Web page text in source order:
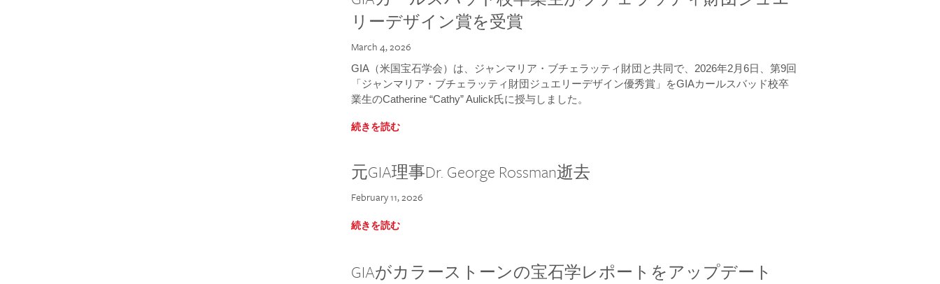
リーデザイン賞を受賞
March 4, 2026
GIA（米国宝石学会）は、ジャンマリア・ブチェラッティ財団と共同で、2026年2月6日、第9回
「ジャンマリア・ブチェラッティ財団ジュエリーデザイン優秀賞」をGIAカールスバッド校卒
業生のCatherine “Cathy” Aulick氏に授与しました。
続きを読む
元GIA理事Dr. George Rossman逝去
February 11, 2026
続きを読む
GIAがカラーストーンの宝石学レポートをアップデート